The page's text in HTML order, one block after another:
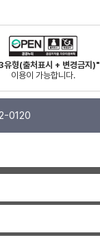
유형(출처표시 + 변경금지)"
이용이 가능합니다.
0120